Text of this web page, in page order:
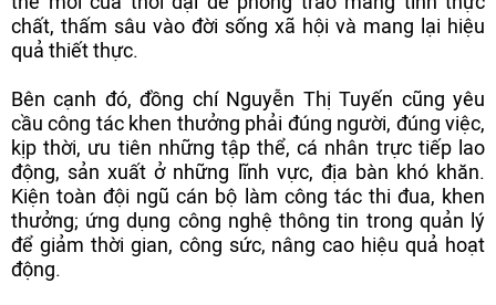
chất, thấm sâu vào đời sống xã hội và mang lại hiệu
quả thiết thực.
Bên cạnh đó, đồng chí Nguyễn Thị Tuyến cũng yêu
cầu công tác khen thưởng phải đúng người, đúng việc,
kịp thời, ưu tiên những tập thể, cá nhân trực tiếp lao
động, sản xuất ở những lĩnh vực, địa bàn khó khăn.
Kiện toàn đội ngũ cán bộ làm công tác thi đua, khen
thưởng; ứng dụng công nghệ thông tin trong quản lý
để giảm thời gian, công sức, nâng cao hiệu quả hoạt
động.